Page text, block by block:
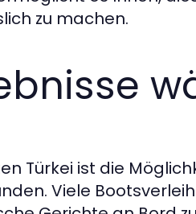
zu machen.
Türkei ist die
Viele